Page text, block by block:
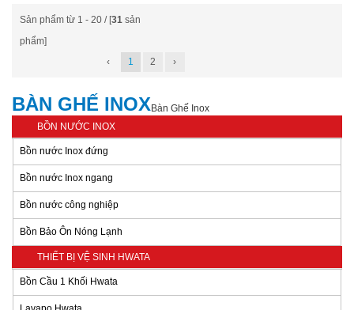
Sản phẩm từ 1 - 20 / [31 sản
phẩm]
‹
1 2 ›
BÀN GHẾ INOX Bàn Ghế Inox
BỒN NƯỚC INOX
Bồn nước Inox đứng
Bồn nước Inox ngang
Bồn nước công nghiệp
Bồn Bảo Ôn Nóng Lạnh
THIẾT BỊ VỆ SINH HWATA
Bồn Cầu 1 Khối Hwata